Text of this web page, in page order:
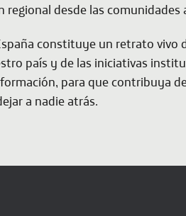
regional desde las comunidades
constituye un retrato vivo
país y de las iniciativas
para que contribuya
a nadie atrás.